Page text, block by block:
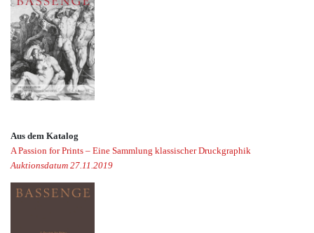
Aus dem Katalog
A Passion for Prints – Eine Sammlung klassischer Druckgraphik
Auktionsdatum 27.11.2019